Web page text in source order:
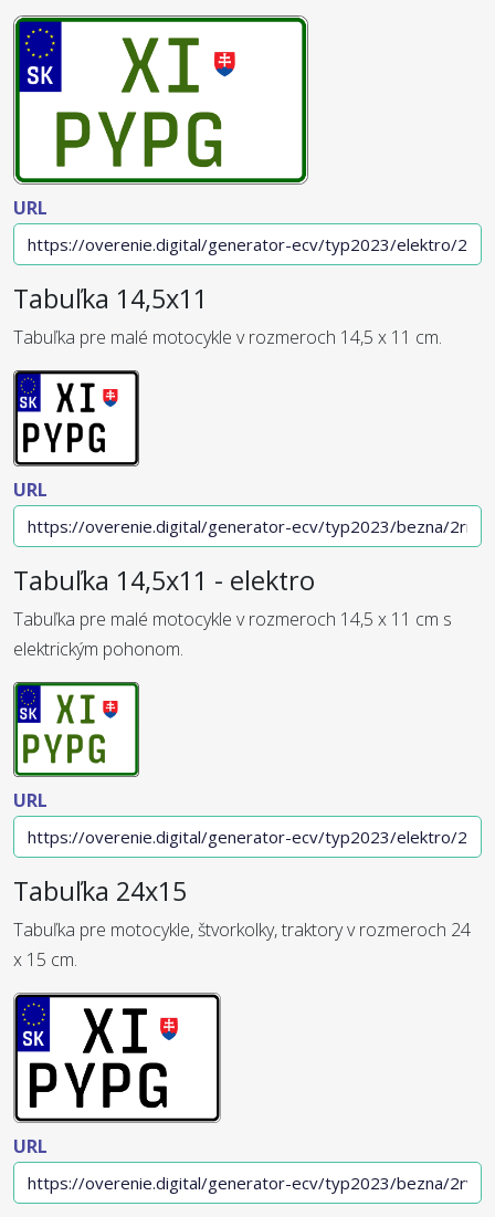
URL
Tabuľka 14,5x11
Tabuľka pre malé motocykle v rozmeroch 14,5 x 11 cm.
URL
Tabuľka 14,5x11 - elektro
Tabuľka pre malé motocykle v rozmeroch 14,5 x 11 cm s
elektrickým pohonom.
URL
Tabuľka 24x15
Tabuľka pre motocykle, štvorkolky, traktory v rozmeroch 24
x 15 cm.
URL